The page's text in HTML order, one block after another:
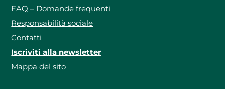
FAQ – Domande frequenti
Responsabilità sociale
Contatti
Iscriviti alla newsletter
Mappa del sito